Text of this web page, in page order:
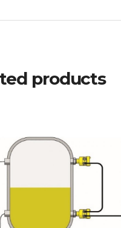
products